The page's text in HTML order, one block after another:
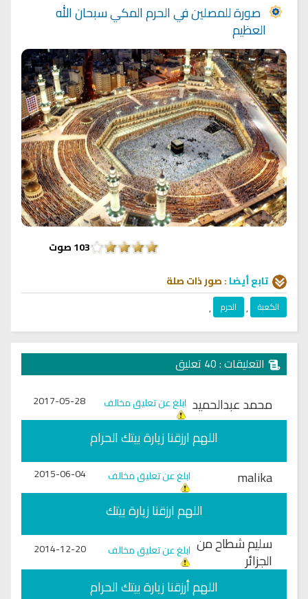
صورة للمصلين في الحرم المكي سبحان الله
العظيم
103صوت
تابع أيضا:صورذات صلة
الكعبة , الحرم ,
التعليقات : 40 تعليق
محمد عبدالحميد ابلغ عن تعليق مخالف 2017-05-28
اللهم ارزقنا زيارة بيتك الحرام
malika
ابلغ عن تعليق مخالف 2015-06-04
اللهم ارزقنا زيارة بيتك
سليم شطاح من
الجزائر ابلغ عن تعليق مخالف 2014-12-20
اللهم أرزقنا زيارة بيتك الحرام